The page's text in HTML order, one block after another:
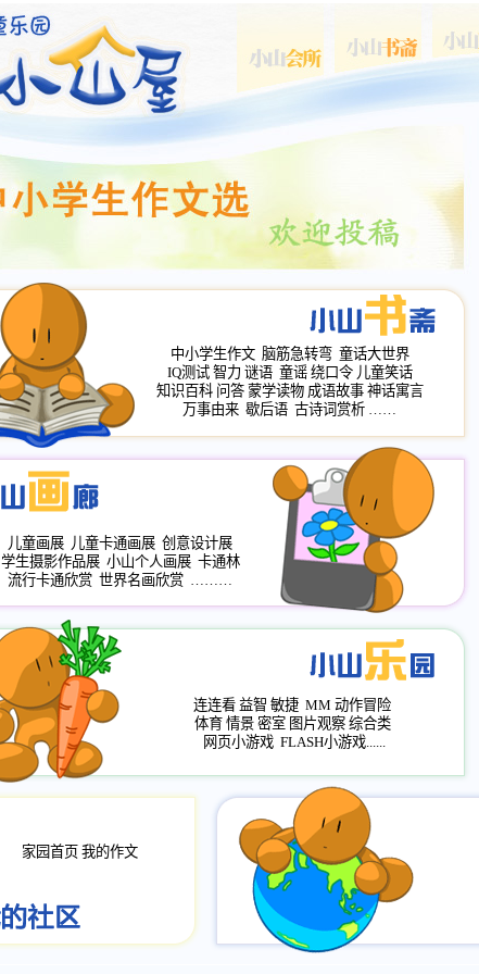
中小学生作文 脑筋急转弯 童话大世界
IQ测试 智力 谜语 童谣 绕口令 儿童笑话
知识百科 问答 蒙学读物 成语故事 神话寓言
万事由来 歇后语 古诗词赏析 ……
儿童画展 儿童卡通画展 创意设计展
学生摄影作品展 小山个人画展 卡通林
流行卡通欣赏 世界名画欣赏 ………
连连看 益智 敏捷 MM 动作冒险
体育 情景 密室 图片观察 综合类
网页小游戏 FLASH小游戏......
家园首页 我的作文